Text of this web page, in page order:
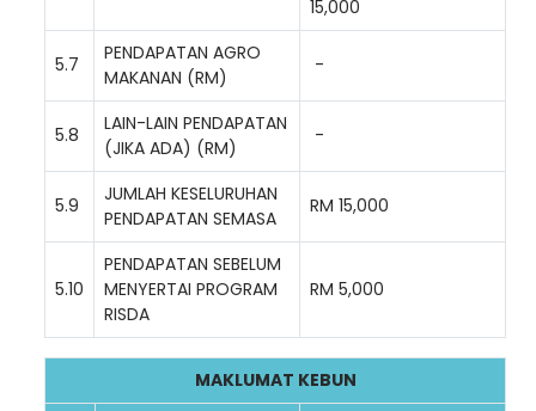
15,000
5.7
PENDAPATAN AGRO
MAKANAN (RM)
-
5.8
LAIN-LAIN PENDAPATAN
(JIKA ADA) (RM)
-
5.9
JUMLAH KESELURUHAN
PENDAPATAN SEMASA
RM 15,000
5.10
PENDAPATAN SEBELUM
MENYERTAI PROGRAM
RISDA
RM 5,000
MAKLUMAT KEBUN